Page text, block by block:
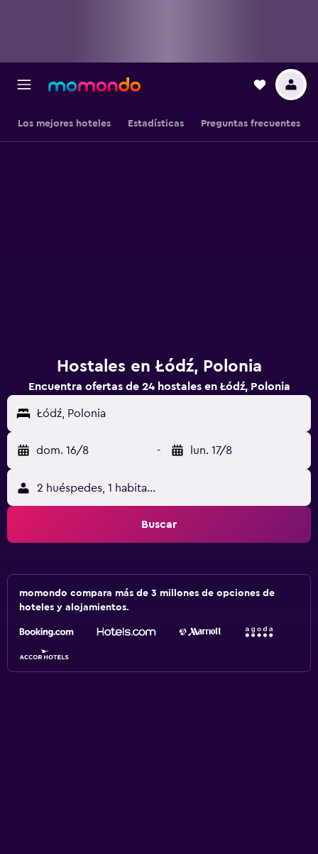
Los mejores hoteles Estadísticas Preguntas frecuentes
Hostales en Łódź, Polonia
Encuentra ofertas de 24 hostales en Łódź, Polonia
Łódź, Polonia
dom. 16/8 - lun. 17/8
2 huéspedes, 1 habitación
Buscar
momondo compara más de 3 millones de opciones de
hoteles y alojamientos.